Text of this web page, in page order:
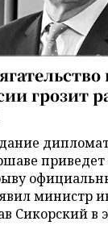
грозит
приведет
министр
Сикорский в